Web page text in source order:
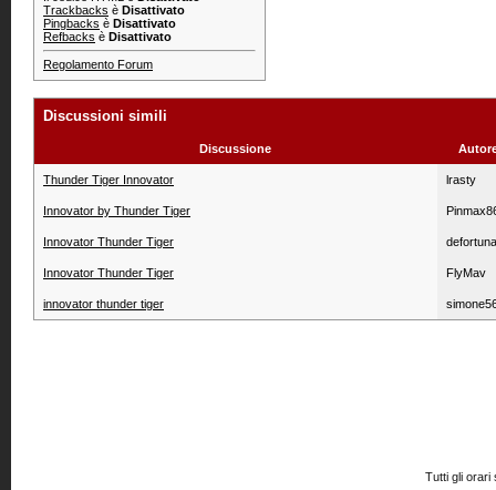
Trackbacks è Disattivato
Pingbacks è Disattivato
Refbacks è Disattivato
Regolamento Forum
Discussioni simili
Discussione
Thunder Tiger Innovator lrasty
Innovator by Thunder Tiger
Innovator Thunder Tiger
Innovator Thunder Tiger FlyMav
innovator thunder tiger
Tutti gli orari